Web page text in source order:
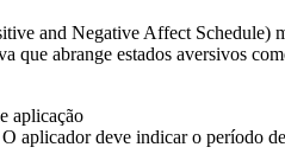
and Negative Affect Schedule)
que abrange estados aversivos
aplicação
aplicador deve indicar o período